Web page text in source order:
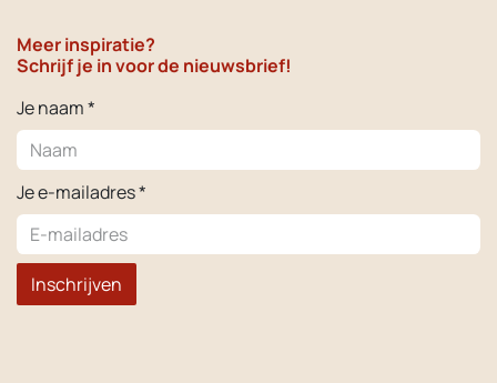
Meer inspiratie?
Schrijf je in voor de nieuwsbrief!
Je naam *
Je e-mailadres *
Inschrijven